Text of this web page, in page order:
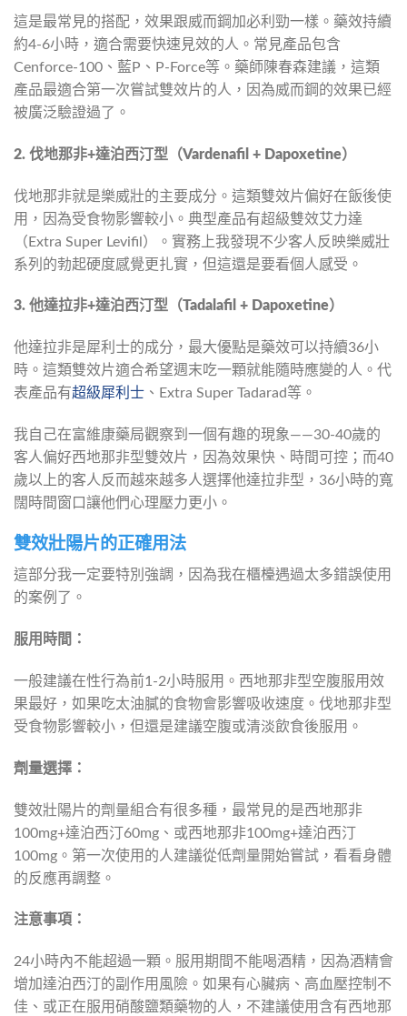
這是最常見的搭配，效果跟威而鋼加必利勁一樣。藥效持續
約4-6小時，適合需要快速見效的人。常見產品包含
Cenforce-100、藍P、P-Force等。藥師陳春森建議，這類
產品最適合第一次嘗試雙效片的人，因為威而鋼的效果已經
被廣泛驗證過了。
2. 伐地那非+達泊西汀型（Vardenafil + Dapoxetine）
伐地那非就是樂威壯的主要成分。這類雙效片偏好在飯後使
用，因為受食物影響較小。典型產品有超級雙效艾力達
（Extra Super Levifil）。實務上我發現不少客人反映樂威壯
系列的勃起硬度感覺更扎實，但這還是要看個人感受。
3. 他達拉非+達泊西汀型（Tadalafil + Dapoxetine）
他達拉非是犀利士的成分，最大優點是藥效可以持續36小
時。這類雙效片適合希望週末吃一顆就能隨時應變的人。代
表產品有超級犀利士 、Extra Super Tadarad等。
我自己在富維康藥局觀察到一個有趣的現象——30-40歲的
客人偏好西地那非型雙效片，因為效果快、時間可控；而40
歲以上的客人反而越來越多人選擇他達拉非型，36小時的寬
闊時間窗口讓他們心理壓力更小。
雙效壯陽片的正確用法
這部分我一定要特別強調，因為我在櫃檯遇過太多錯誤使用
的案例了。
服用時間：
一般建議在性行為前1-2小時服用。西地那非型空腹服用效
果最好，如果吃太油膩的食物會影響吸收速度。伐地那非型
受食物影響較小，但還是建議空腹或清淡飲食後服用。
劑量選擇：
雙效壯陽片的劑量組合有很多種，最常見的是西地那非
100mg+達泊西汀60mg、或西地那非100mg+達泊西汀
100mg。第一次使用的人建議從低劑量開始嘗試，看看身體
的反應再調整。
注意事項：
24小時內不能超過一顆。服用期間不能喝酒精，因為酒精會
增加達泊西汀的副作用風險。如果有心臟病、高血壓控制不
佳、或正在服用硝酸鹽類藥物的人，不建議使用含有西地那